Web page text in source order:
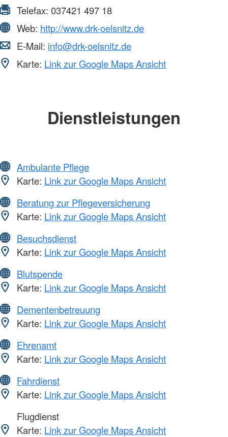
Telefax: 037421 497 18
Web: http://www.drk-oelsnitz.de
E-Mail: info@drk-oelsnitz.de
Karte: Link zur Google Maps Ansicht
Dienstleistungen
Ambulante Pflege
Karte: Link zur Google Maps Ansicht
Beratung zur Pflegeversicherung
Karte: Link zur Google Maps Ansicht
Besuchsdienst
Karte: Link zur Google Maps Ansicht
Blutspende
Karte: Link zur Google Maps Ansicht
Dementenbetreuung
Karte: Link zur Google Maps Ansicht
Ehrenamt
Karte: Link zur Google Maps Ansicht
Fahrdienst
Karte: Link zur Google Maps Ansicht
Flugdienst
Karte: Link zur Google Maps Ansicht